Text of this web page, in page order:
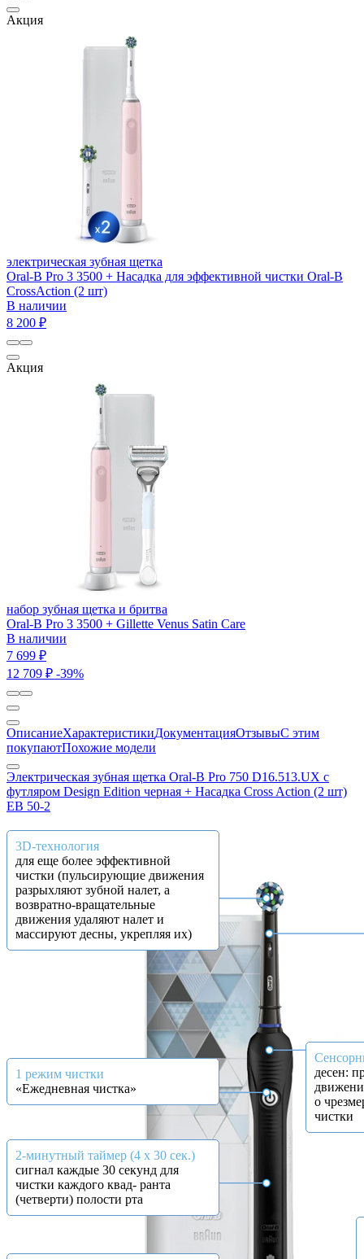
Акция
электрическая зубная щетка
Oral-B Pro 3 3500 + Насадка для эффективной чистки Oral-B
CrossAction (2 шт)
В наличии
8 200 ₽
Акция
набор зубная щетка и бритва
Oral-B Pro 3 3500 + Gillette Venus Satin Care
В наличии
7 699 ₽
12 709 ₽ -39%
ОписаниеХарактеристикиДокументацияОтзывыС этим
покупаютПохожие модели
Электрическая зубная щетка Oral-B Pro 750 D16.513.UX c
футляром Design Edition черная + Насадка Cross Action (2 шт)
EB 50-2
3D-технология
для еще более эффективной
чистки (пульсирующие движения
разрыхляют зубной налет, а
возвратно-вращательные
движения удаляют налет и
массируют десны, укрепляя их)
1 режим чистки
«Ежедневная чистка»
2-минутный таймер (4 x 30 сек.)
сигнал каждые 30 секунд для
чистки каждого квад- ранта
(четверти) полости рта
десен:
о
чистки